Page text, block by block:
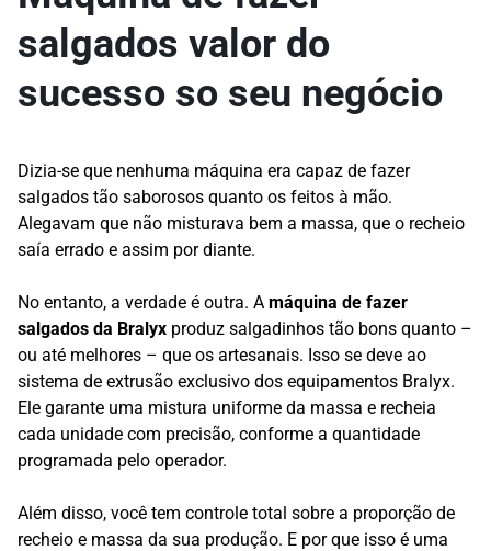
salgados valor do
sucesso so seu negócio
Dizia-se que nenhuma máquina era capaz de fazer
salgados tão saborosos quanto os feitos à mão.
Alegavam que não misturava bem a massa, que o recheio
saía errado e assim por diante.
No entanto, a verdade é outra. A máquina de fazer
salgados da Bralyx produz salgadinhos tão bons quanto –
ou até melhores – que os artesanais. Isso se deve ao
sistema de extrusão exclusivo dos equipamentos Bralyx.
Ele garante uma mistura uniforme da massa e recheia
cada unidade com precisão, conforme a quantidade
programada pelo operador.
Além disso, você tem controle total sobre a proporção de
recheio e massa da sua produção. E por que isso é uma